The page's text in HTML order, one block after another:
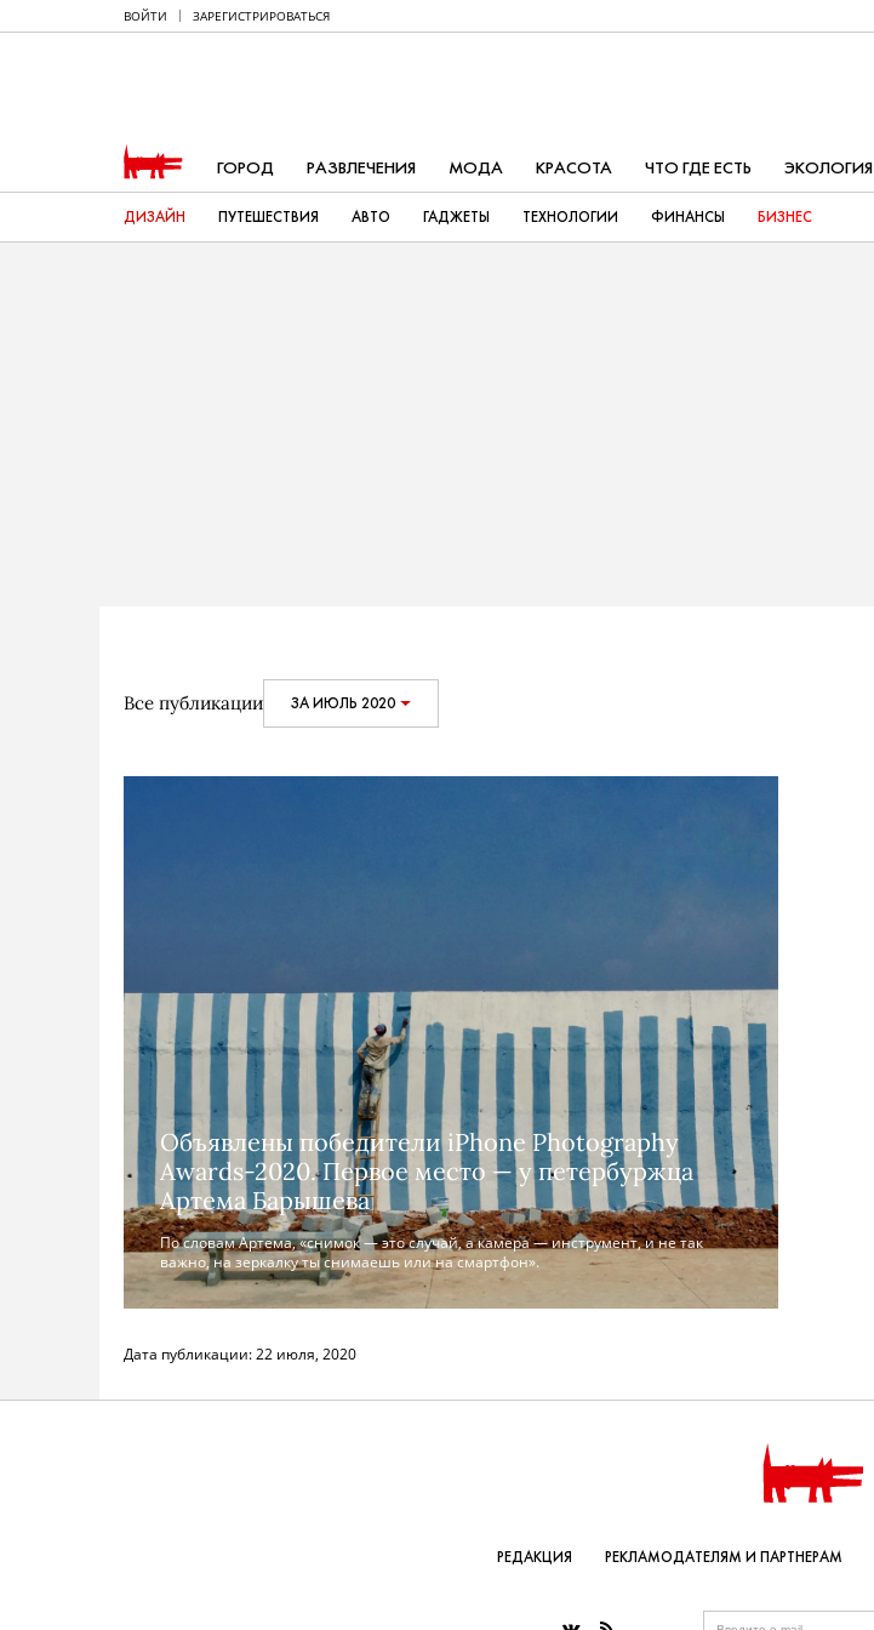
ВОЙТИ ЗАРЕГИСТРИРОВАТЬСЯ
ГОРОД РАЗВЛЕЧЕНИЯ МОДА КРАСОТА ЧТО ГДЕ ЕСТЬ ЭКОЛОГИЯ
ДИЗАЙН ПУТЕШЕСТВИЯ АВТО ГАДЖЕТЫ ТЕХНОЛОГИИ ФИНАНСЫ БИЗНЕС
Все публикации ЗА ИЮЛЬ 2020
Объявлены победители iPhone Photography
Awards-2020. Первое место — у петербуржца
Артема Барышева
По словам Артема, «снимок — это случай, а камера — инструмент, и не так
важно, на зеркалку ты снимаешь или на смартфон».
Дата публикации:22 июля, 2020
РЕДАКЦИЯ РЕКЛАМОДАТЕЛЯМ И ПАРТНЕРАМ